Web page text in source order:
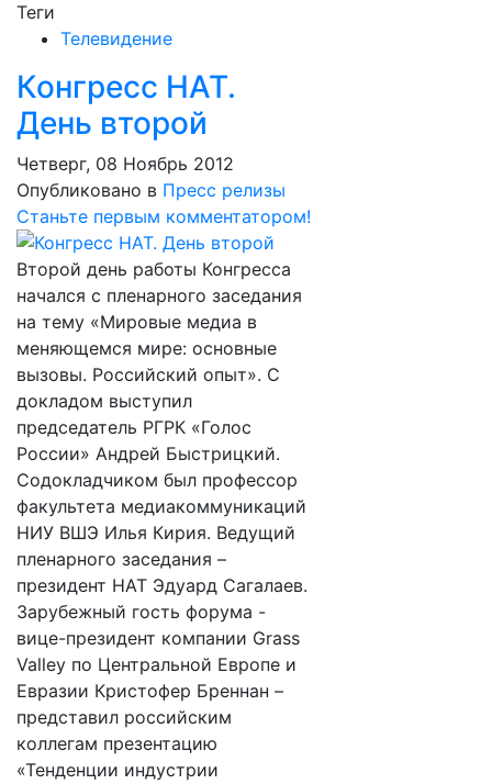
Теги
Телевидение
Конгресс НАТ.
День второй
Четверг, 08 Ноябрь 2012
Опубликовано в Пресс релизы
Станьте первым комментатором!
Второй день работы Конгресса
начался с пленарного заседания
на тему «Мировые медиа в
меняющемся мире: основные
вызовы. Российский опыт». С
докладом выступил
председатель РГРК «Голос
России» Андрей Быстрицкий.
Содокладчиком был профессор
факультета медиакоммуникаций
НИУ ВШЭ Илья Кирия. Ведущий
пленарного заседания –
президент НАТ Эдуард Сагалаев.
Зарубежный гость форума -
вице-президент компании Grass
Valley по Центральной Европе и
Евразии Кристофер Бреннан –
представил российским
коллегам презентацию
«Тенденции индустрии